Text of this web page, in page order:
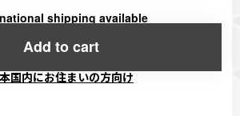
shipping available
Add to cart
国内にお住まいの方向け